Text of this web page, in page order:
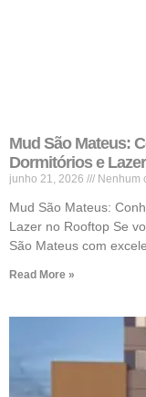
Mud São Mateus:
Dormitórios e
junho 21, 2026 Nenhum
Mud São Mateus:
Lazer no Rooftop Se
São Mateus com
Read More »